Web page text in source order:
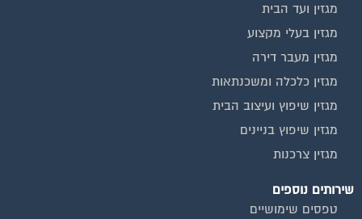
מגזין ועד הבית
מגזין בעלי מקצוע
מגזין מעבר דירה
מגזין כלכלה ומשכנתאות
מגזין שיפוץ ועיצוב הבית
מגזין שיפוץ בניינים
מגזין צרכנות
שירותים נוספים
טפסים שימושיים